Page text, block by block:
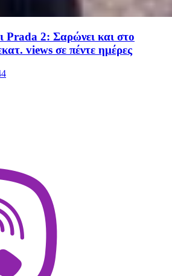
Prada 2: Σαρώνει και στο
views σε πέντε ημέρες